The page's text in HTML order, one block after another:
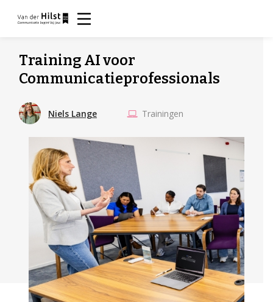
Training AI voor
Communicatieprofessionals
Niels Lange Trainingen